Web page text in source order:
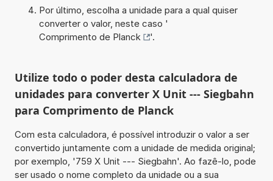
Por último, escolha a unidade para a qual quiser
converter o valor, neste caso '
Comprimento de Planck
'.
Utilize todo o poder desta calculadora de
unidades para converter X Unit --- Siegbahn
para Comprimento de Planck
Com esta calculadora, é possível introduzir o valor a ser
convertido juntamente com a unidade de medida original;
por exemplo, '759 X Unit --- Siegbahn'. Ao fazê-lo, pode
ser usado o nome completo da unidade ou a sua